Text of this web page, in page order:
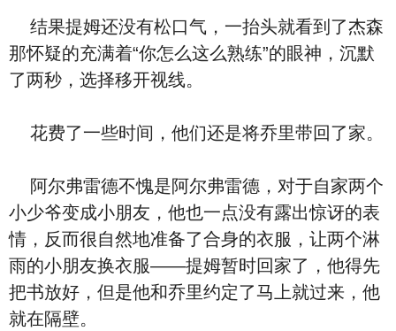
结果提姆还没有松口气，一抬头就看到了杰森
那怀疑的充满着“你怎么这么熟练”的眼神，沉默
了两秒，选择移开视线。
花费了一些时间，他们还是将乔里带回了家。
阿尔弗雷德不愧是阿尔弗雷德，对于自家两个
小少爷变成小朋友，他也一点没有露出惊讶的表
情，反而很自然地准备了合身的衣服，让两个淋
雨的小朋友换衣服——提姆暂时回家了，他得先
把书放好，但是他和乔里约定了马上就过来，他
就在隔壁。